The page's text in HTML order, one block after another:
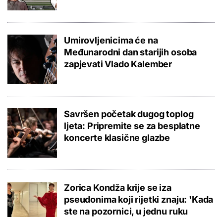
Umirovljenicima će na
Međunarodni dan starijih osoba
zapjevati Vlado Kalember
Savršen početak dugog toplog
ljeta: Pripremite se za besplatne
koncerte klasične glazbe
Zorica Kondža krije se iza
pseudonima koji rijetki znaju: 'Kada
ste na pozornici, u jednu ruku